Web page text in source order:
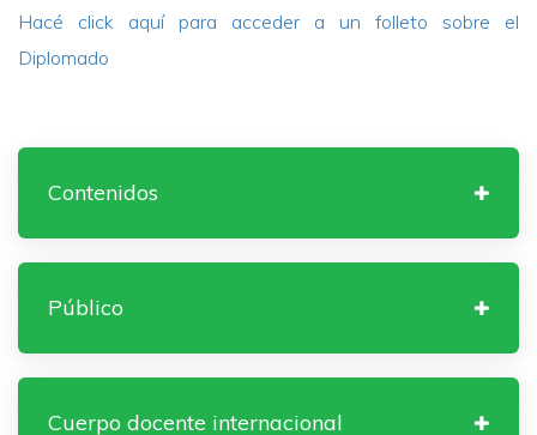
Hacé click aquí para acceder a un folleto sobre el
Diplomado
Contenidos
Público
Cuerpo docente internacional